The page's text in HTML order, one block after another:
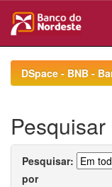
navigationDSpace - BNB -
Pesquisar
Pesquisar:
por